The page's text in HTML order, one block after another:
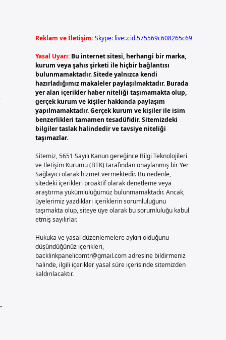
Reklam ve İletişim:Skype: live:.cid.575569c608265c69
Yasal Uyarı: Bu internet sitesi, herhangi bir marka,
kurum veya şahıs şirketi ile hiçbir bağlantısı
bulunmamaktadır. Sitede yalnızca kendi
hazırladığımız makaleler paylaşılmaktadır. Burada
yer alan içerikler haber niteliği taşımamakta olup,
gerçek kurum ve kişiler hakkında paylaşım
yapılmamaktadır. Gerçek kurum ve kişiler ile isim
benzerlikleri tamamen tesadüfidir. Sitemizdeki
bilgiler taslak halindedir ve tavsiye niteliği
taşımazlar.
Sitemiz, 5651 Sayılı Kanun gereğince Bilgi Teknolojileri
ve İletişim Kurumu (BTK) tarafından onaylanmış bir Yer
Sağlayıcı olarak hizmet vermektedir. Bu nedenle,
sitedeki içerikleri proaktif olarak denetleme veya
araştırma yükümlülüğümüz bulunmamaktadır. Ancak,
üyelerimiz yazdıkları içeriklerin sorumluluğunu
taşımakta olup, siteye üye olarak bu sorumluluğu kabul
etmiş sayılırlar.
Hukuka ve yasal düzenlemelere aykırı olduğunu
düşündüğünüz içerikleri,
backlinkpanelicomtr@gmail.comadresine bildirmeniz
halinde, ilgili içerikler yasal süre içerisinde sitemizden
kaldırılacaktır.